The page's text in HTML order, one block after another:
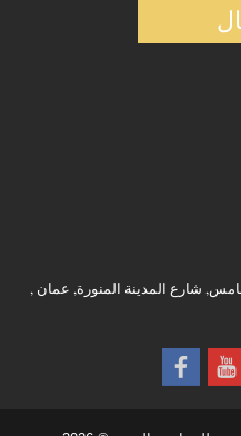
الطابق الخامس, شارع المدينة المنورة, عمان ,